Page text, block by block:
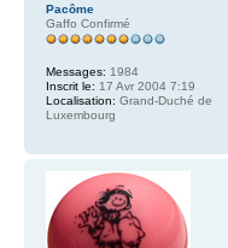
Pacôme
Gaffo Confirmé
Messages: 1984
Inscrit le: 17 Avr 2004 7:19
Localisation: Grand-Duché de
Luxembourg